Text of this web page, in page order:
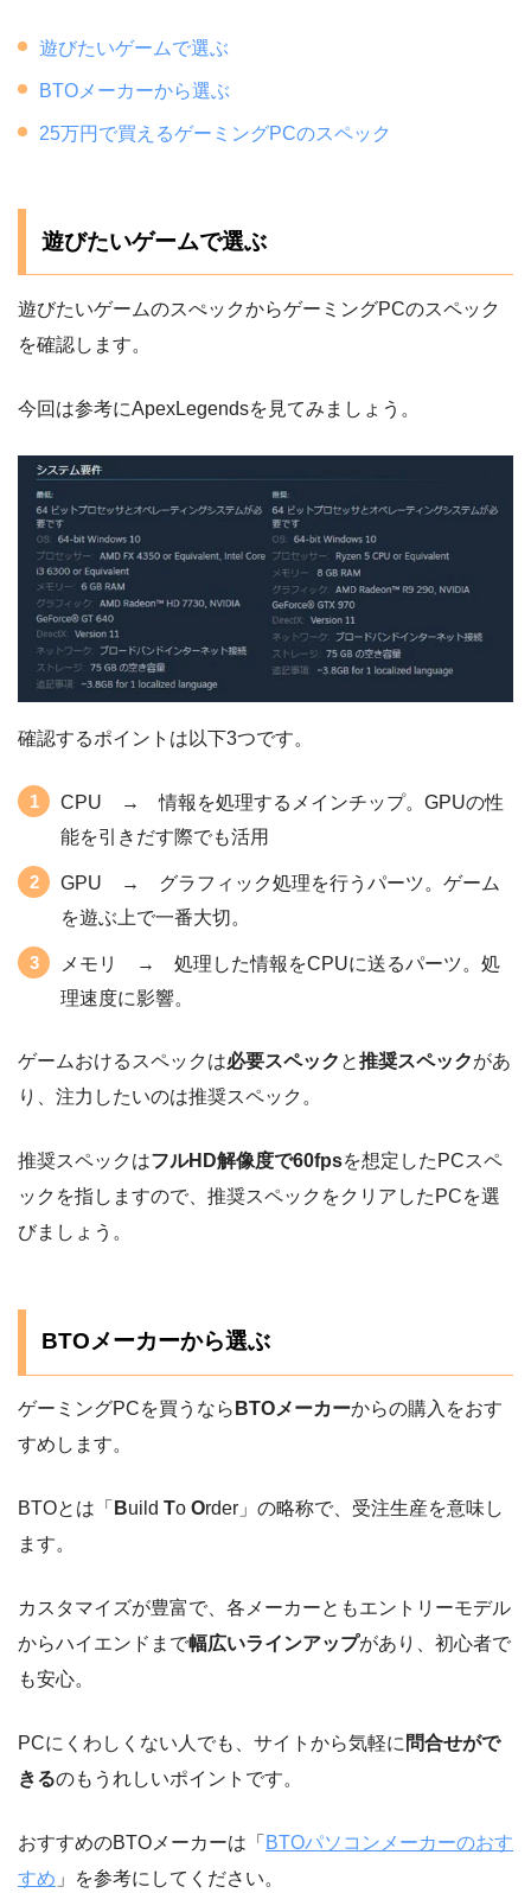
遊びたいゲームで選ぶ
BTOメーカーから選ぶ
25万円で買えるゲーミングPCのスペック
遊びたいゲームで選ぶ
遊びたいゲームのスぺックからゲーミングPCのスペック
を確認します。
今回は参考にApexLegendsを見てみましょう。
確認するポイントは以下3つです。
CPU → 情報を処理するメインチップ。GPUの性
能を引きだす際でも活用
GPU → グラフィック処理を行うパーツ。ゲーム
を遊ぶ上で一番大切。
メモリ → 処理した情報をCPUに送るパーツ。処
理速度に影響。
ゲームおけるスペックは必要スペック と推奨スペックがあ
り、注力したいのは推奨スペック。
推奨スペックはフルHD解像度で60fpsを想定したPCスペ
ックを指しますので、推奨スペックをクリアしたPCを選
びましょう。
BTOメーカーから選ぶ
ゲーミングPCを買うなら BTOメーカーからの購入をおす
すめします。
BTOとは「 Build To Order」の略称で、受注生産を意味し
ます。
カスタマイズが豊富で、各メーカーともエントリーモデル
からハイエンドまで幅広いラインアップがあり、初心者で
も安心。
PCにくわしくない人でも、サイトから気軽に 問合せがで
きるのもうれしいポイントです。
おすすめのBTOメーカーは「 BTOパソコンメーカーのおす
すめ 」を参考にしてください。